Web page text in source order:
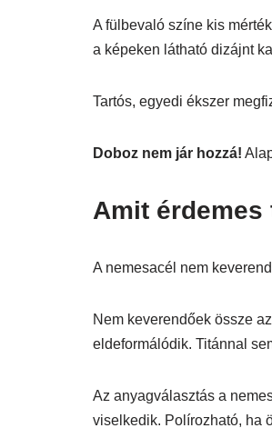
A fülbevaló színe kis
a képeken látható dizájnt
Tartós, egyedi ékszer
Doboz nem jár hozzá!
Amit
A nemesacél nem
Nem keverendőek össze
eldeformálódik. Titánnal
Az anyagválasztás a
viselkedik. Polírozható, ha